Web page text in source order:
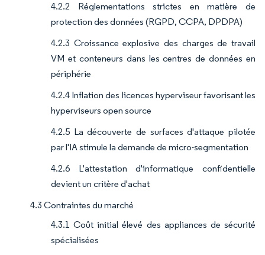
4.2.2 Réglementations strictes en matière de
protection des données (RGPD, CCPA, DPDPA)
4.2.3 Croissance explosive des charges de travail
VM et conteneurs dans les centres de données en
périphérie
4.2.4 Inflation des licences hyperviseur favorisant les
hyperviseurs open source
4.2.5 La découverte de surfaces d'attaque pilotée
par l'IA stimule la demande de micro-segmentation
4.2.6 L'attestation d'informatique confidentielle
devient un critère d'achat
4.3 Contraintes du marché
4.3.1 Coût initial élevé des appliances de sécurité
spécialisées